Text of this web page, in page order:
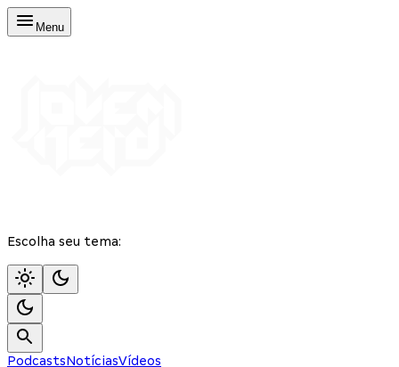
Menu
Escolha seu tema:
PodcastsNotíciasVídeos